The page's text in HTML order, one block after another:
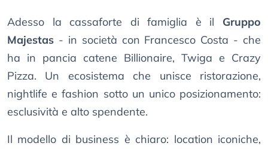
Adesso la cassaforte di famiglia è il Gruppo
Majestas - in società con Francesco Costa - che
ha in pancia catene Billionaire, Twiga e Crazy
Pizza. Un ecosistema che unisce ristorazione,
nightlife e fashion sotto un unico posizionamento:
esclusività e alto spendente.
Il modello di business è chiaro: location iconiche,